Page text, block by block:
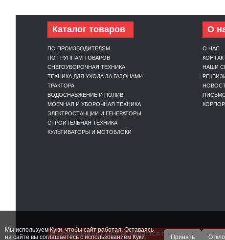
Каталог товаров
ПО ПРОИЗВОДИТЕЛЯМ
ПО ГРУППАМ ТОВАРОВ
СНЕГОУБОРОЧНАЯ ТЕХНИКА
ТЕХНИКА ДЛЯ УХОДА ЗА ГАЗОНАМИ
ТРАКТОРА
ВОДОСНАБЖЕНИЕ И ПОЛИВ
МОЕЧНАЯ И УБОРОЧНАЯ ТЕХНИКА
ЭЛЕКТРОСТАНЦИИ И ГЕНЕРАТОРЫ
СТРОИТЕЛЬНАЯ ТЕХНИКА
КУЛЬТИВАТОРЫ И МОТОБЛОКИ
О
О НАС
НАШИ
ИНФОРМАЦИЯ НА САЙТЕ НЕ ЯВЛЯЕТСЯ ПУБЛИЧНОЙ ОФЕРТОЙ
Мы используем Куки, чтобы сайт работал. Оставаясь
на сайте вы соглашаетесь с использованием Куки.
Принять